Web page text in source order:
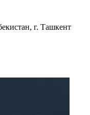
г. Ташкент